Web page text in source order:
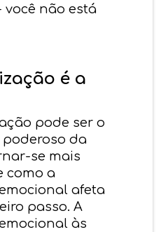
você não está
é a
pode ser o
da
se mais
como a
afeta
passo. A
às